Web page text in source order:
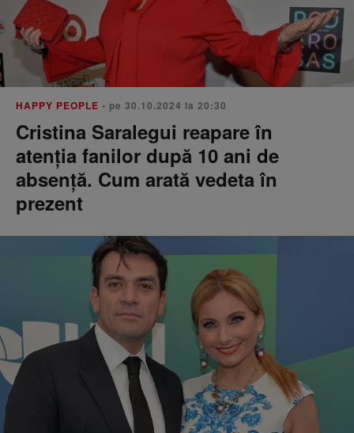
HAPPY PEOPLE • pe 30.10.2024 la 20:30
Cristina Saralegui reapare în
atenția fanilor după 10 ani de
absență. Cum arată vedeta în
prezent